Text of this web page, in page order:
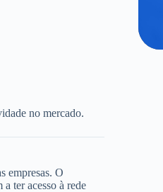
no mercado.
empresas. O
ter acesso à rede